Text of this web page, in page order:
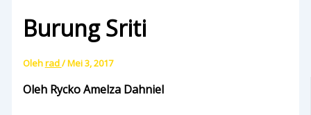
Burung Sriti
Olehrad/Mei 3, 2017
Oleh Rycko Amelza Dahniel